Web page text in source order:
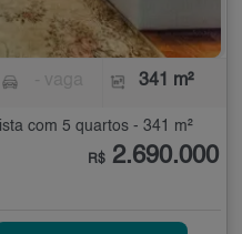
341 m²
com 5 quartos - 341 m²
R$ 2.690.000